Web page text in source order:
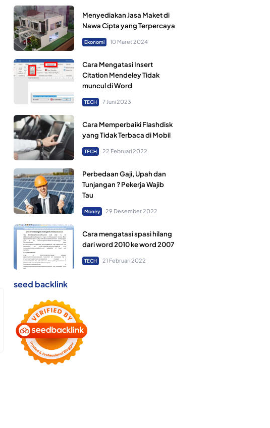
Menyediakan Jasa Maket di
Nawa Cipta yang Terpercaya
Ekonomi 10 Maret 2024
Cara Mengatasi Insert
Citation Mendeley Tidak
muncul di Word
TECH 7 Juni 2023
Cara Memperbaiki Flashdisk
yang Tidak Terbaca di Mobil
TECH 22 Februari 2022
Perbedaan Gaji, Upah dan
Tunjangan ? Pekerja Wajib
Tau
Money 29 Desember 2022
Cara mengatasi spasi hilang
dari word 2010 ke word 2007
TECH 21 Februari 2022
seed backlink